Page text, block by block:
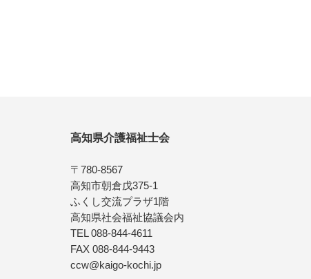
高知県介護福祉士会
〒780-8567
高知市朝倉戊375-1
ふくし交流プラザ1階
高知県社会福祉協議会内
TEL 088-844-4611
FAX 088-844-9443
ccw@kaigo-kochi.jp